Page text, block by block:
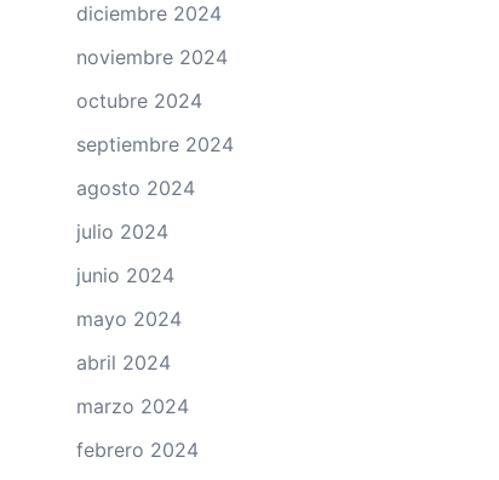
diciembre 2024
noviembre 2024
octubre 2024
septiembre 2024
agosto 2024
julio 2024
junio 2024
mayo 2024
abril 2024
marzo 2024
febrero 2024